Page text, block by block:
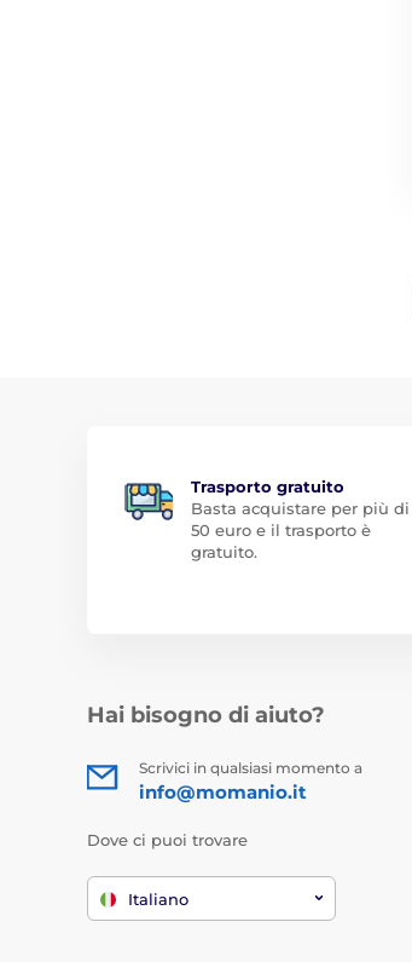
Trasporto gratuito
Basta acquistare per più di
50 euro e il trasporto è
gratuito.
Hai bisogno di aiuto?
Scrivici in qualsiasi momento a
info@momanio.it
Dove ci puoi trovare
Italiano